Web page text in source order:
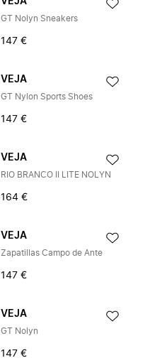
GT Nolyn Sneakers
147 €
VEJA
GT Nylon Sports Shoes
147 €
VEJA
RIO BRANCO II LITE NOLYN
164 €
VEJA
Zapatillas Campo de Ante
147 €
VEJA
GT Nolyn
147 €